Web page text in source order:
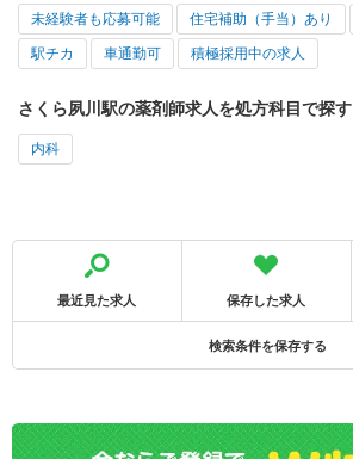
未経験者も応募可能 住宅補助（手当）あり
駅チカ 車通勤可 積極採用中の求人
さくら夙川駅の薬剤師求人を処方科目で探す
内科
最近見た求人 保存した求人
検索条件を保存する